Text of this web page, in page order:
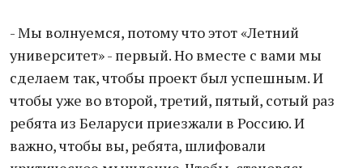
- Мы волнуемся, потому что этот «Летний
университет» - первый. Но вместе с вами мы
сделаем так, чтобы проект был успешным. И
чтобы уже во второй, третий, пятый, сотый раз
ребята из Беларуси приезжали в Россию. И
важно, чтобы вы, ребята, шлифовали